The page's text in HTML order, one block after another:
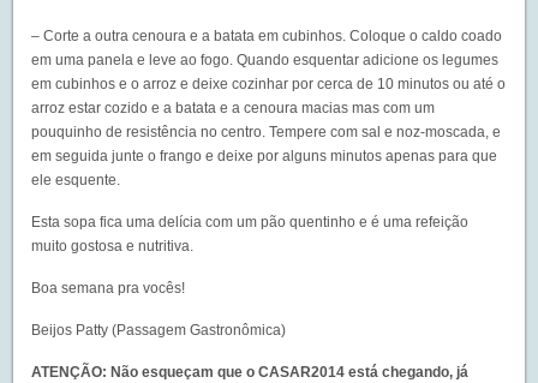
– Corte a outra cenoura e a batata em cubinhos. Coloque o caldo coado
em uma panela e leve ao fogo. Quando esquentar adicione os legumes
em cubinhos e o arroz e deixe cozinhar por cerca de 10 minutos ou até o
arroz estar cozido e a batata e a cenoura macias mas com um
pouquinho de resistência no centro. Tempere com sal e noz-moscada, e
em seguida junte o frango e deixe por alguns minutos apenas para que
ele esquente.
Esta sopa fica uma delícia com um pão quentinho e é uma refeição
muito gostosa e nutritiva.
Boa semana pra vocês!
Beijos Patty (Passagem Gastronômica)
ATENÇÃO: Não esqueçam que oCASAR2014 está chegando, já